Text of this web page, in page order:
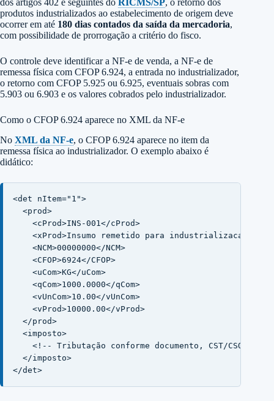
dos artigos 402 e seguintes do RICMS/SP, o retorno dos
produtos industrializados ao estabelecimento de origem deve
ocorrer em até 180 dias contados da saída da mercadoria,
com possibilidade de prorrogação a critério do fisco.
O controle deve identificar a NF-e de venda, a NF-e de
remessa física com CFOP 6.924, a entrada no industrializador,
o retorno com CFOP 5.925 ou 6.925, eventuais sobras com
5.903 ou 6.903 e os valores cobrados pelo industrializador.
Como o CFOP 6.924 aparece no XML da NF-e
No XML da NF-e, o CFOP 6.924 aparece no item da
remessa física ao industrializador. O exemplo abaixo é
didático:
<det nItem="1">
  <prod>
    <cProd>INS-001</cProd>
<xProd>Insumo remetido para industrializacao por
    <NCM>00000000</NCM>
    <CFOP>6924</CFOP>
    <uCom>KG</uCom>
    <qCom>1000.0000</qCom>
    <vUnCom>10.00</vUnCom>
    <vProd>10000.00</vProd>
  </prod>
  <imposto>
<!-- Tributação conforme documento, CST/CSOSN,
  </imposto>
</det>